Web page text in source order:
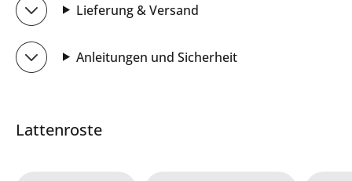
Lieferung & Versand
Anleitungen und Sicherheit
Lattenroste